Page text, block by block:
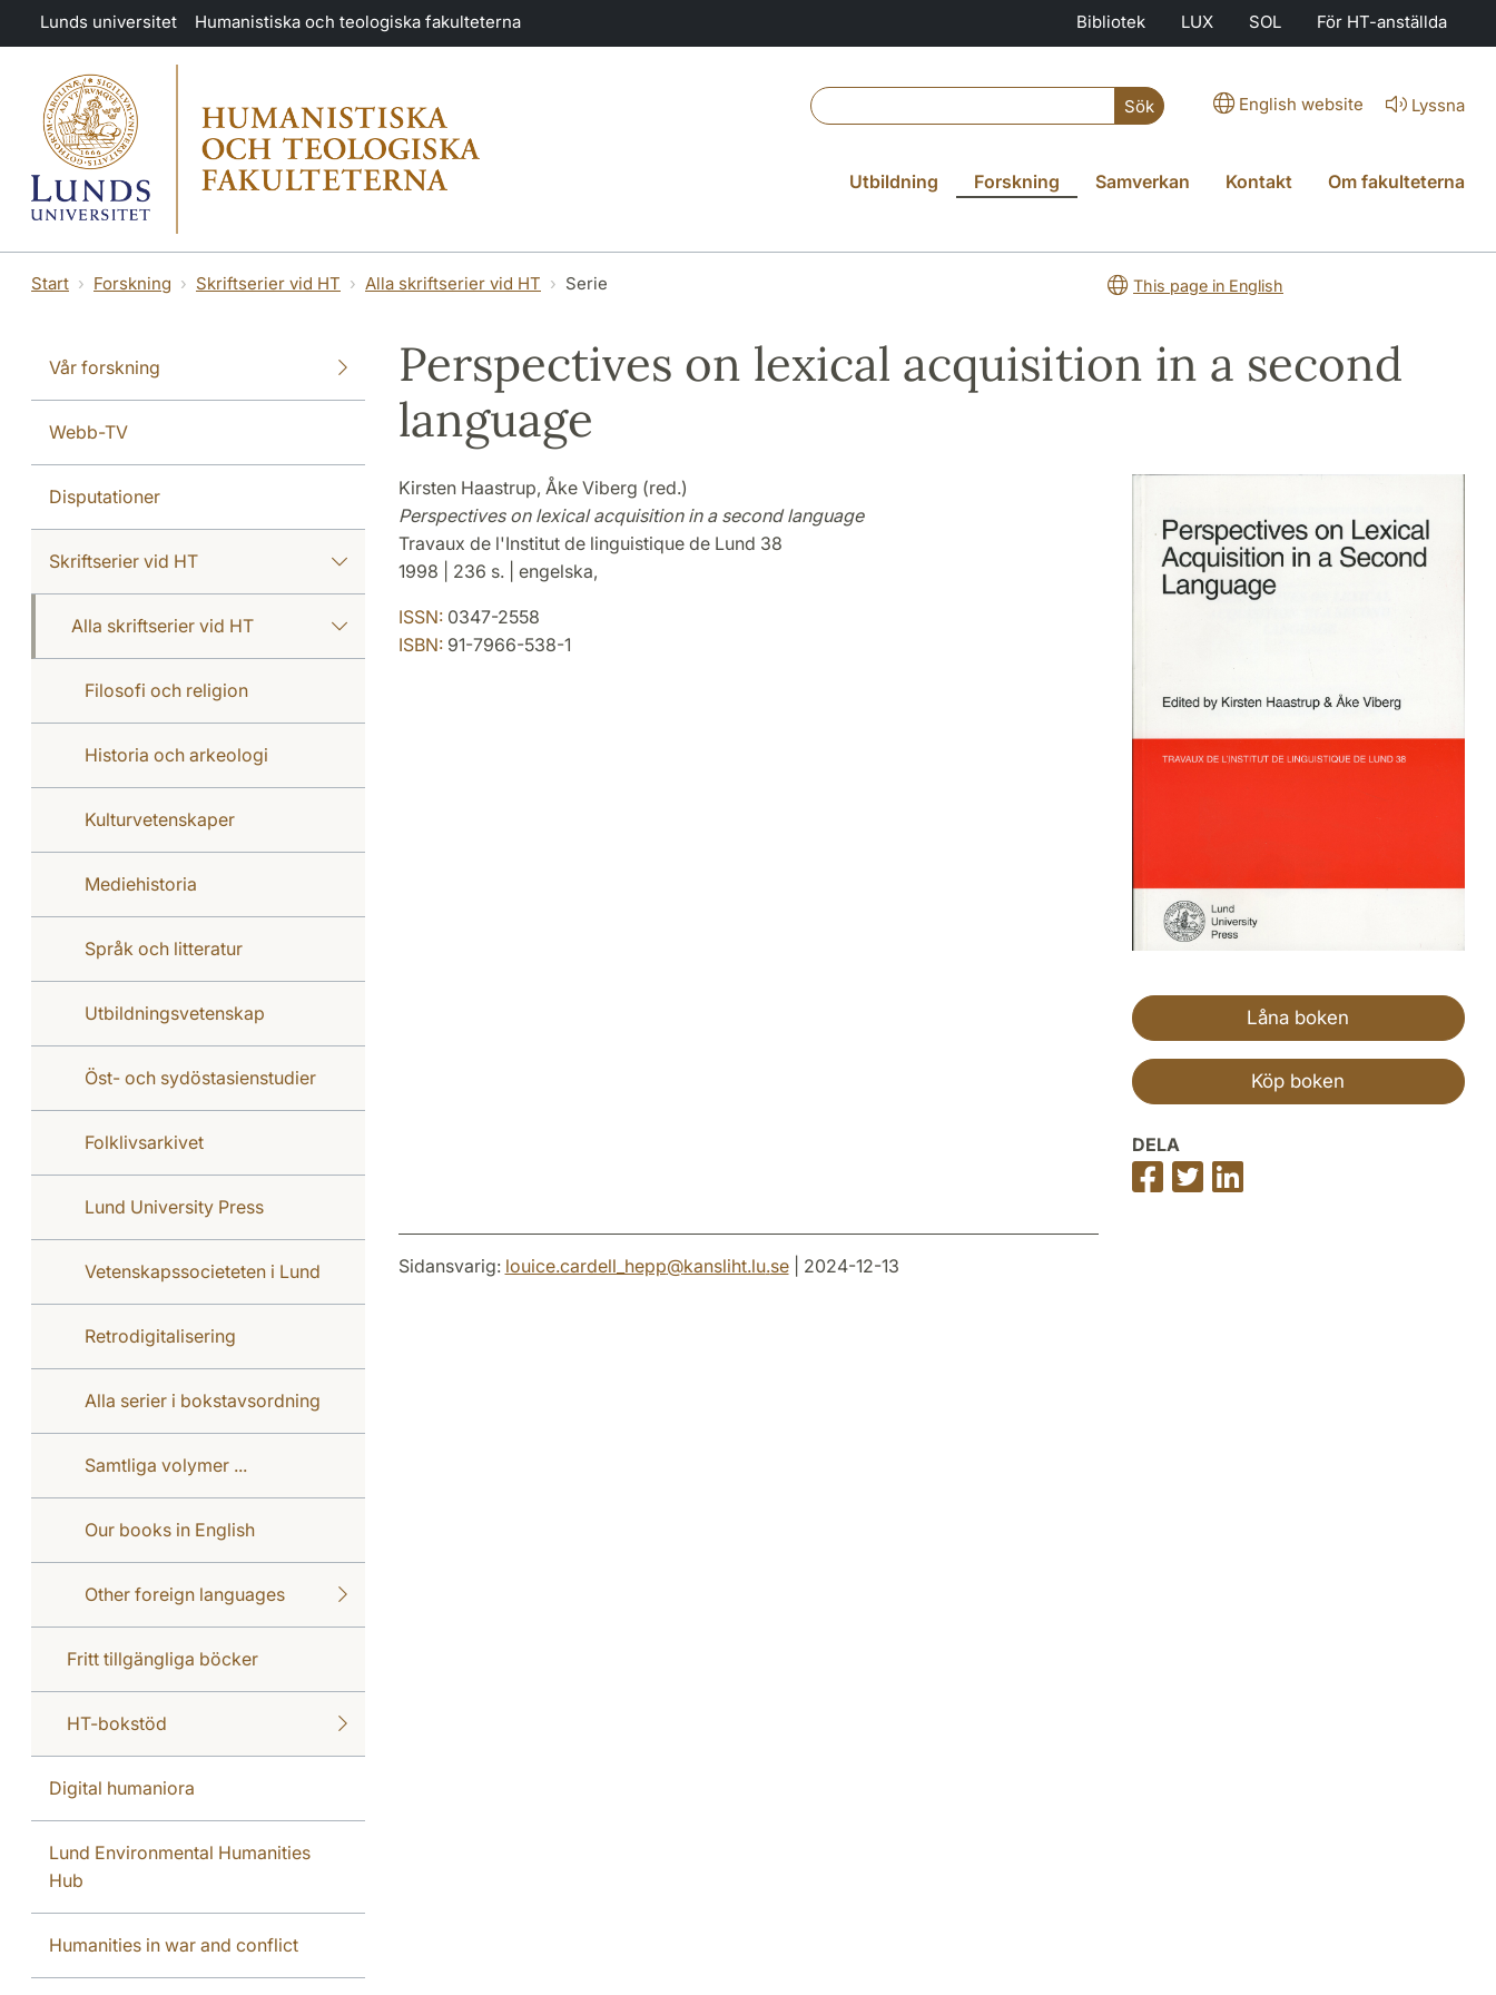
Hoppa till huvudinnehåll
Lunds universitet Humanistiska och teologiska fakulteterna Bibliotek LUX SOL För HT-anställda
Sök English website Lyssna
Utbildning Forskning Samverkan Kontakt Om fakulteterna
Start Forskning Skriftserier vid HT Alla skriftserier vid HT Serie This page in English
Vår forskning
Webb-TV
Disputationer
Skriftserier vid HT
Alla skriftserier vid HT
Filosofi och religion
Historia och arkeologi
Kulturvetenskaper
Mediehistoria
Språk och litteratur
Utbildningsvetenskap
Öst- och sydöstasienstudier
Folklivsarkivet
Lund University Press
Vetenskapssocieteten i Lund
Retrodigitalisering
Alla serier i bokstavsordning
Samtliga volymer ...
Our books in English
Other foreign languages
Fritt tillgängliga böcker
HT-bokstöd
Digital humaniora
Lund Environmental Humanities
Hub
Humanities in war and conflict
Perspectives on lexical acquisition in a second
language
Kirsten Haastrup, Åke Viberg (red.)
Perspectives on lexical acquisition in a second language
Travaux de l'Institut de linguistique de Lund 38
1998 | 236 s. | engelska,
ISSN:0347-2558
ISBN:91-7966-538-1
Låna boken
Köp boken
DELA
Dela
på
Dela
på
på
Sidansvarig: louice.cardell_hepp@kansliht.lu.se| 2024-12-13